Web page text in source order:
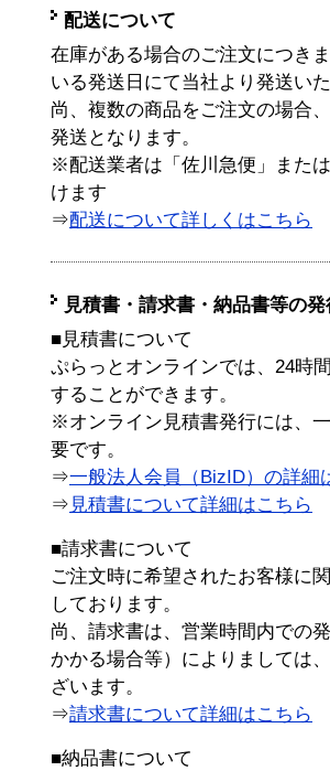
配送について
在庫がある場合のご注文につき
いる発送日にて当社より発送い
尚、複数の商品をご注文の場合
発送となります。
※配送業者は「佐川急便」また
けます
⇒配送について詳しくはこちら
見積書・請求書・納品書等の
■見積書について
ぷらっとオンラインでは、24時
することができます。
※オンライン見積書発行には、
要です。
⇒一般法人会員（BizID）の詳細
⇒ 見積書について詳細はこちら
■請求書について
ご注文時に希望されたお客様に
しております。
尚、請求書は、営業時間内での
かかる場合等）によりましては
ざいます。
⇒請求書について詳細はこちら
■納品書について